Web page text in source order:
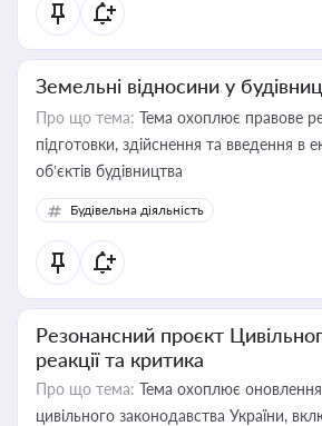
Земельні відносини у
Про що тема: Тема охоплює правове
підготовки, здійснення та введення в
об’єктів будівництва
Будівельна діяльність
Резонансний проєкт
реакції та критика
Про що тема: Тема охоплює
цивільного законодавства України,